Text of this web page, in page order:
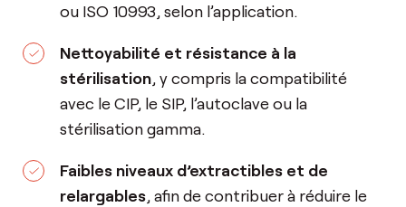
ou ISO 10993, selon l’application.
Nettoyabilité et résistance à la
stérilisation, y compris la compatibilité
avec le CIP, le SIP, l’autoclave ou la
stérilisation gamma.
Faibles niveaux d’extractibles et de
relargables, afin de contribuer à réduire le